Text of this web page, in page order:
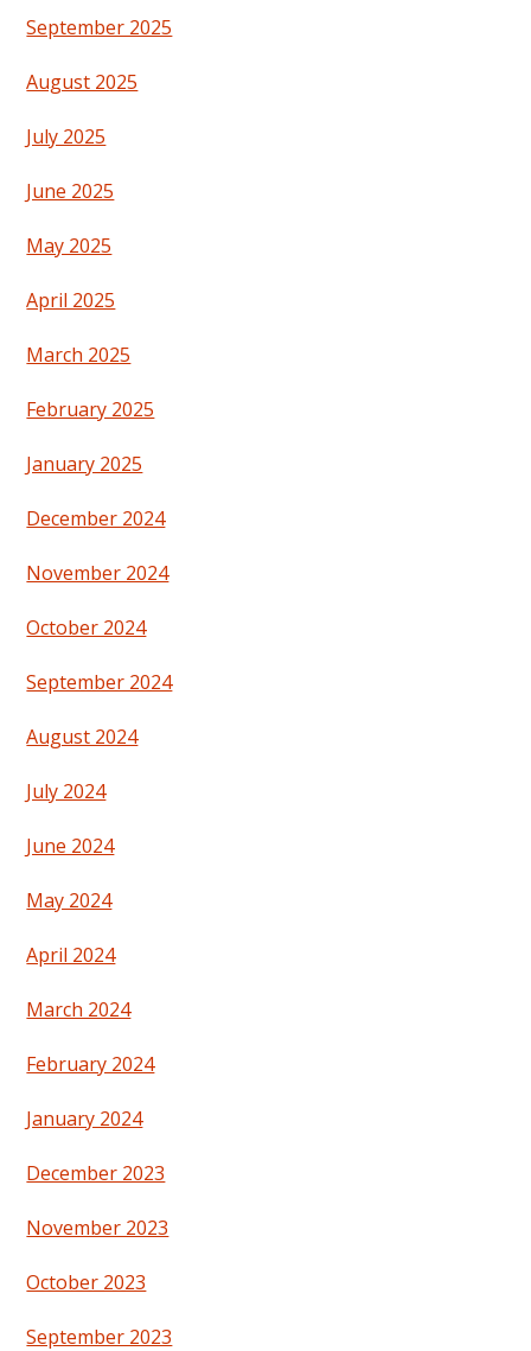
September 2025
August 2025
July 2025
June 2025
May 2025
April 2025
March 2025
February 2025
January 2025
December 2024
November 2024
October 2024
September 2024
August 2024
July 2024
June 2024
May 2024
April 2024
March 2024
February 2024
January 2024
December 2023
November 2023
October 2023
September 2023